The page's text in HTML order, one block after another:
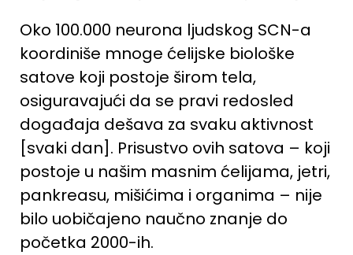
Oko 100.000 neurona ljudskog SCN-a
koordiniše mnoge ćelijske biološke
satove koji postoje širom tela,
osiguravajući da se pravi redosled
događaja dešava za svaku aktivnost
[svaki dan]. Prisustvo ovih satova – koji
postoje u našim masnim ćelijama, jetri,
pankreasu, mišićima i organima – nije
bilo uobičajeno naučno znanje do
početka 2000-ih.